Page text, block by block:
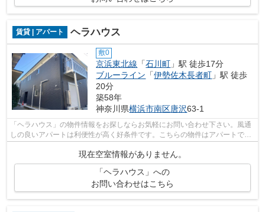
賃貸 | アパート ヘラハウス
敷0
京浜東北線 「石川町 」駅 徒歩17分
ブルーライン 「伊勢佐木長者町 」駅 徒歩
20分
築58年
神奈川県横浜市南区唐沢63-1
「ヘラハウス」の物件情報をお探しならお気軽にお問い合わせ下さい。風通
しの良いアパートは利便性が高く好条件です。こちらの物件はアパートで
現在空室情報がありません。
「ヘラハウス」への
お問い合わせはこちら